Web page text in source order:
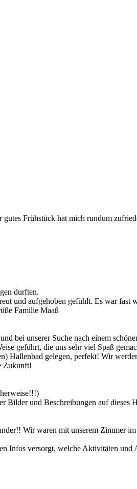
Frühstück hat mich rundum
durften.
und aufgehoben gefühlt. Es war fast
Familie Maaß
bei unserer Suche nach einem
geführt, die uns sehr viel Spaß
Hallenbad gelegen, perfekt! Wir
Zukunft!
Bilder und Beschreibungen auf
Wir waren mit unserem Zimmer
versorgt, welche Aktivitäten und